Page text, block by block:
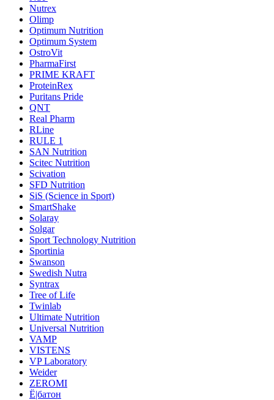
Nutrex
Olimp
Optimum Nutrition
Optimum System
OstroVit
PharmaFirst
PRIME KRAFT
ProteinRex
Puritans Pride
QNT
Real Pharm
RLine
RULE 1
SAN Nutrition
Scitec Nutrition
Scivation
SFD Nutrition
SiS (Science in Sport)
SmartShake
Solaray
Solgar
Sport Technology Nutrition
Sportinia
Swanson
Swedish Nutra
Syntrax
Tree of Life
Twinlab
Ultimate Nutrition
Universal Nutrition
VAMP
VISTENS
VP Laboratory
Weider
ZEROMI
Ё|батон